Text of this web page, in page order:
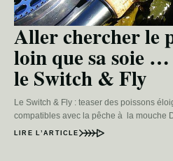
Aller chercher le
loin que sa soie …
le Switch & Fly
Le Switch & Fly : teaser des poissons
compatibles avec la pêche à la mouche
LIRE L’ARTICLE